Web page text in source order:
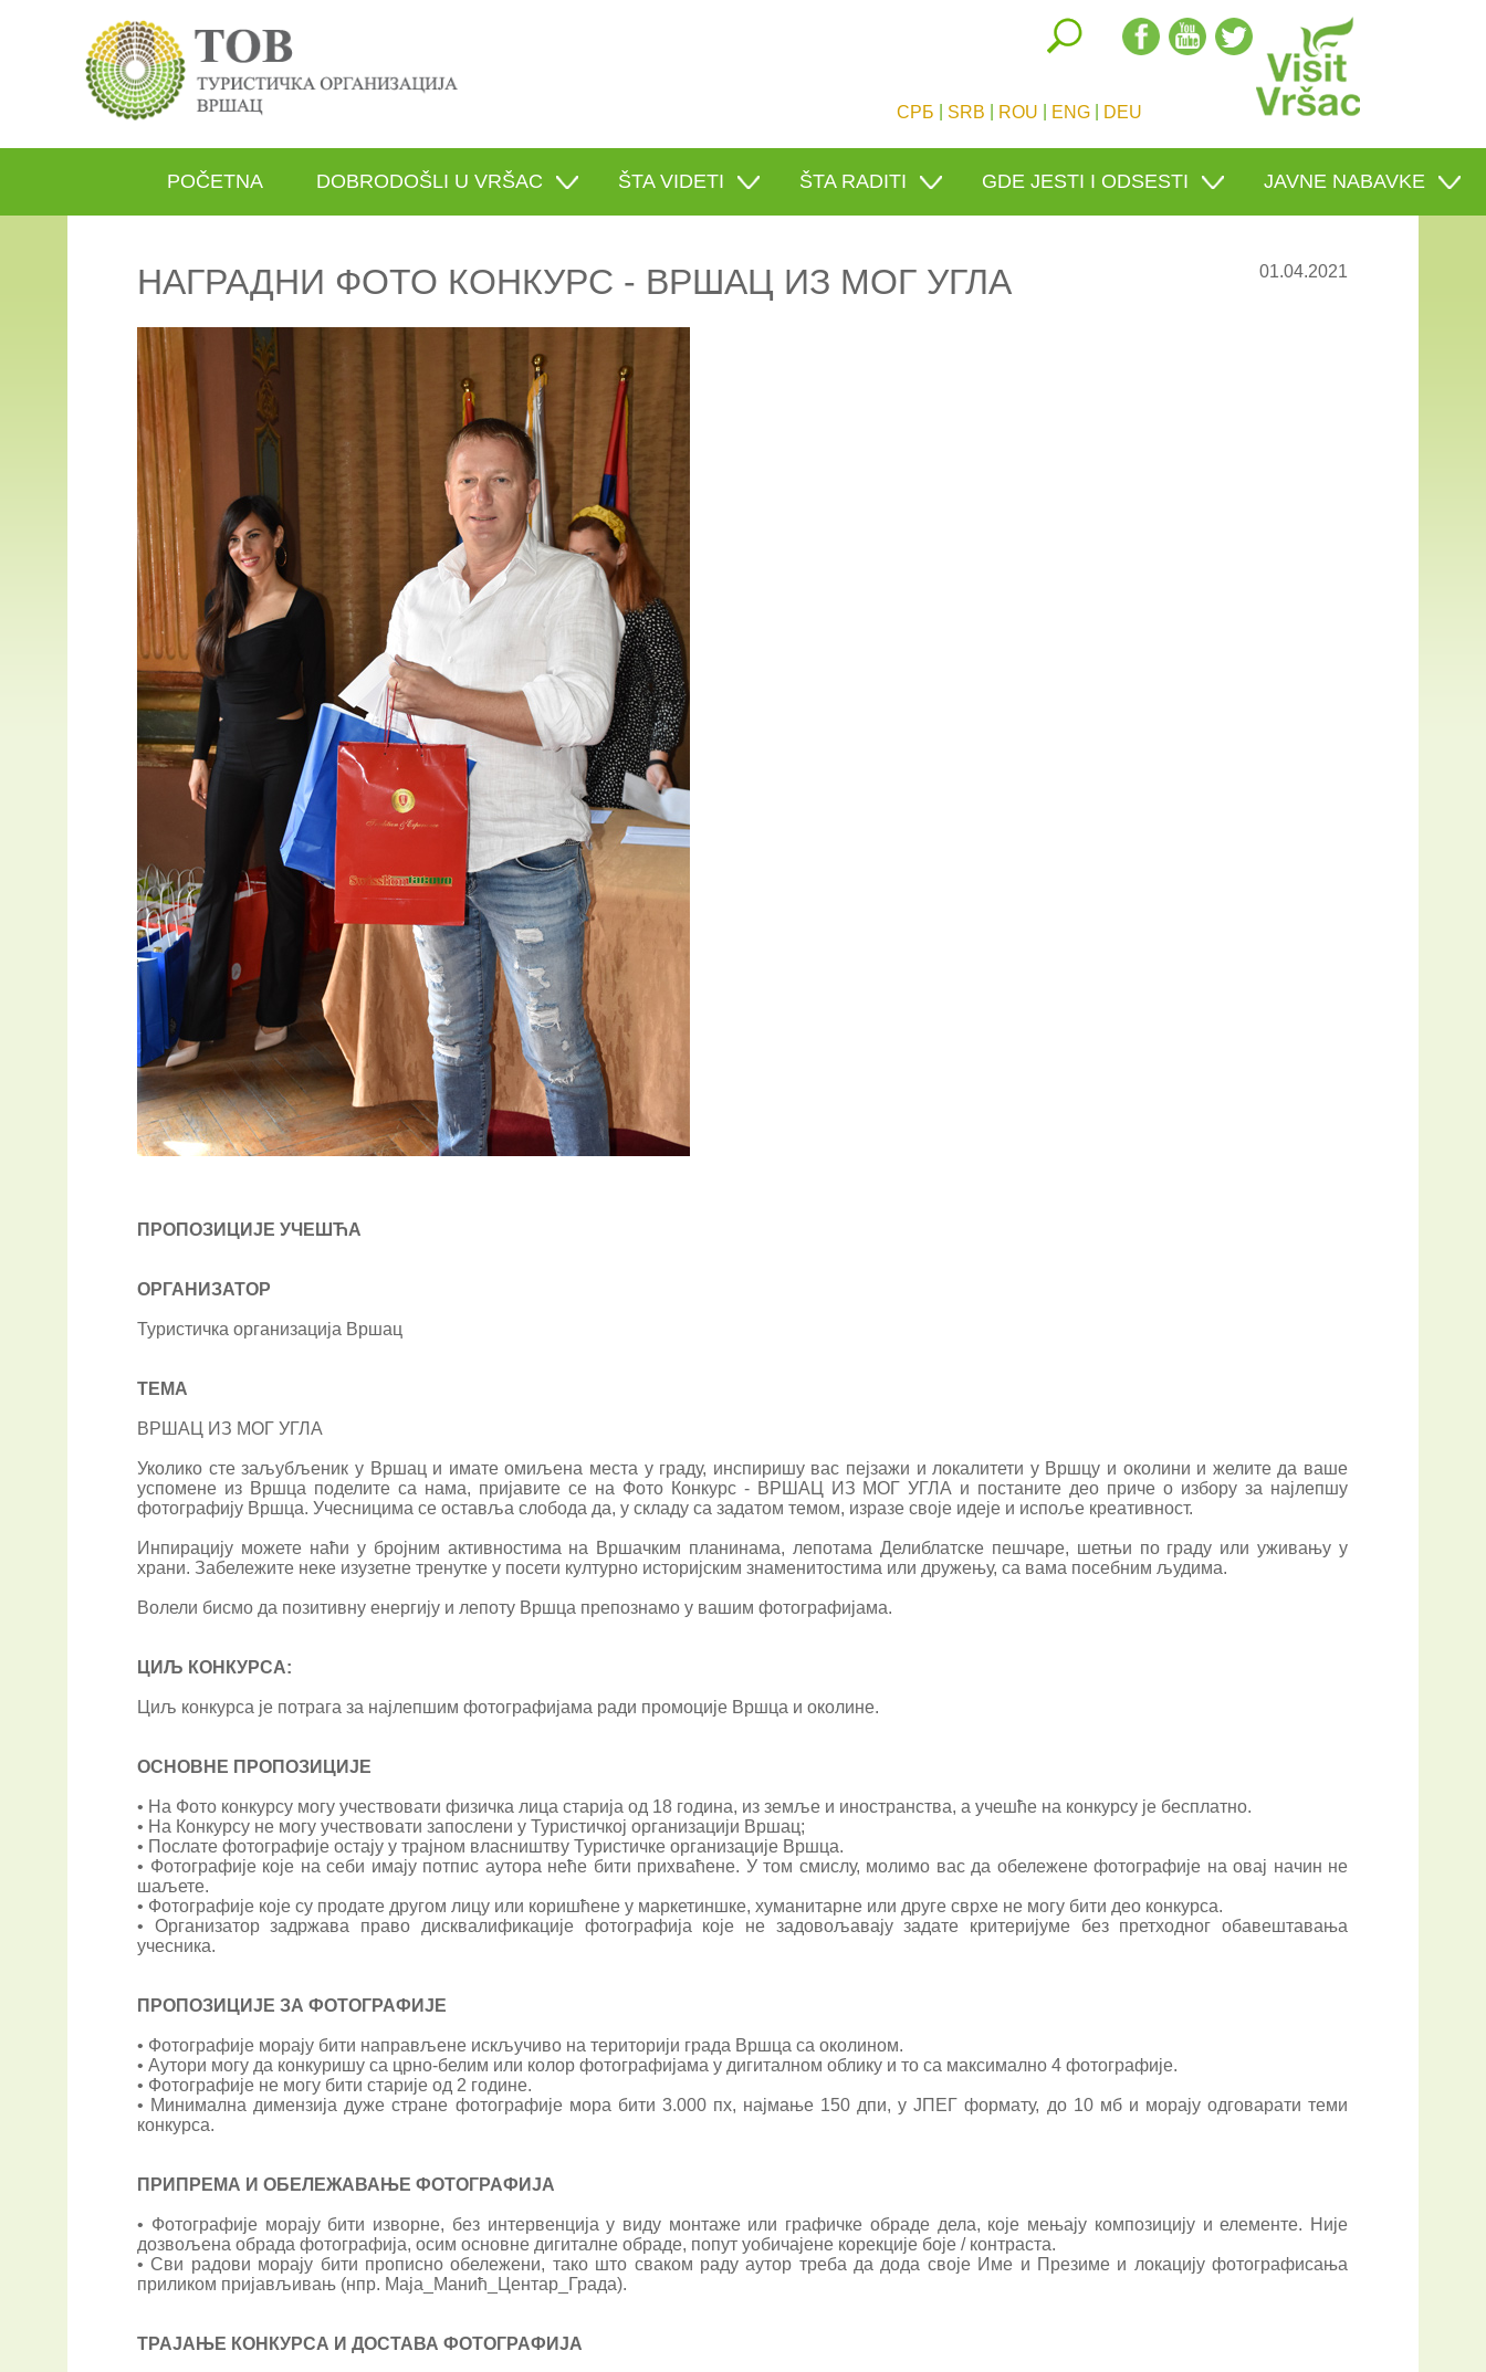
СРБ SRB ROU ENG DEU
POČETNA DOBRODOŠLI U VRŠAC ŠTA VIDETI ŠTA RADITI GDE JESTI I ODSESTI JAVNE NABAVKE
НАГРАДНИ ФОТО КОНКУРС - ВРШАЦ ИЗ МОГ УГЛА 01.04.2021
ПРОПОЗИЦИЈЕ УЧЕШЋА
ОРГАНИЗАТОР
Туристичка организација Вршац
ТЕМА
ВРШАЦ ИЗ МОГ УГЛА
Уколико сте заљубљеник у Вршац и имате омиљена места у граду, инспиришу вас пејзажи и локалитети у Вршцу и околини и желите да ваше
успомене из Вршца поделите са нама, пријавите се на Фото Конкурс - ВРШАЦ ИЗ МОГ УГЛА и постаните део приче о избору за најлепшу
фотографију Вршца. Учесницима се оставља слобода да, у складу са задатом темом, изразе своје идеје и испоље креативност.
Инпирацију можете наћи у бројним активностима на Вршачким планинама, лепотама Делиблатске пешчаре, шетњи по граду или уживању у
храни. Забележите неке изузетне тренутке у посети културно историјским знаменитостима или дружењу, са вама посебним људима.
Волели бисмо да позитивну енергију и лепоту Вршца препознамо у вашим фотографијама.
ЦИЉ КОНКУРСА:
Циљ конкурса је потрага за најлепшим фотографијама ради промоције Вршца и околине.
ОСНОВНЕ ПРОПОЗИЦИЈЕ
• На Фото конкурсу могу учествовати физичка лица старија од 18 година, из земље и иностранства, а учешће на конкурсу је бесплатно.
• На Конкурсу не могу учествовати запослени у Туристичкој организацији Вршац;
• Послате фотографије остају у трајном власништву Туристичке организације Вршца.
• Фотографије које на себи имају потпис аутора неће бити прихваћене. У том смислу, молимо вас да обележене фотографије на овај начин не
шаљете.
• Фотографије које су продате другом лицу или коришћене у маркетиншке, хуманитарне или друге сврхе не могу бити део конкурса.
• Организатор задржава право дисквалификације фотографија које не задовољавају задате критеријуме без претходног обавештавања
учесника.
ПРОПОЗИЦИЈЕ ЗА ФОТОГРАФИЈЕ
• Фотографије морају бити направљене искључиво на територији града Вршца са околином.
• Аутори могу да конкуришу са црно-белим или колор фотографијама у дигиталном облику и то са максимално 4 фотографије.
• Фотографије не могу бити старије од 2 године.
• Минимална димензија дуже стране фотографије мора бити 3.000 пx, најмање 150 дпи, у ЈПЕГ формату, до 10 мб и морају одговарати теми
конкурса.
ПРИПРЕМА И ОБЕЛЕЖАВАЊЕ ФОТОГРАФИЈА
• Фотографије морају бити изворне, без интервенција у виду монтаже или графичке обраде дела, које мењају композицију и елементе. Није
дозвољена обрада фотографија, осим основне дигиталне обраде, попут уобичајене корекције боје / контраста.
• Сви радови морају бити прописно обележени, тако што сваком раду аутор треба да дода своје Име и Презиме и локацију фотографисања
приликом пријављивањ (нпр. Маја_Манић_Центар_Града).
ТРАЈАЊЕ КОНКУРСА И ДОСТАВА ФОТОГРАФИЈА